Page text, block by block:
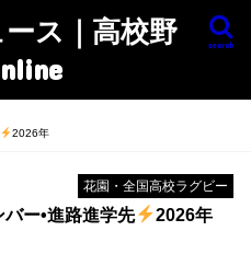
ス｜高校野
search
2026年
花園・全国高校ラグビー
バー•進路進学先 2026年